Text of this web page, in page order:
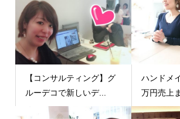
【コンサルティング】グ
ルーデコで新しいデ...
ハンドメ
万円売上